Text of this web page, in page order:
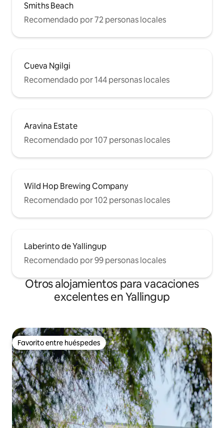
Smiths Beach
Recomendado por 72 personas locales
Cueva Ngilgi
Recomendado por 144 personas locales
Aravina Estate
Recomendado por 107 personas locales
Wild Hop Brewing Company
Recomendado por 102 personas locales
Laberinto de Yallingup
Recomendado por 99 personas locales
Otros alojamientos para vacaciones
excelentes en Yallingup
Favorito entre huéspedes
Favorito entre huéspedes